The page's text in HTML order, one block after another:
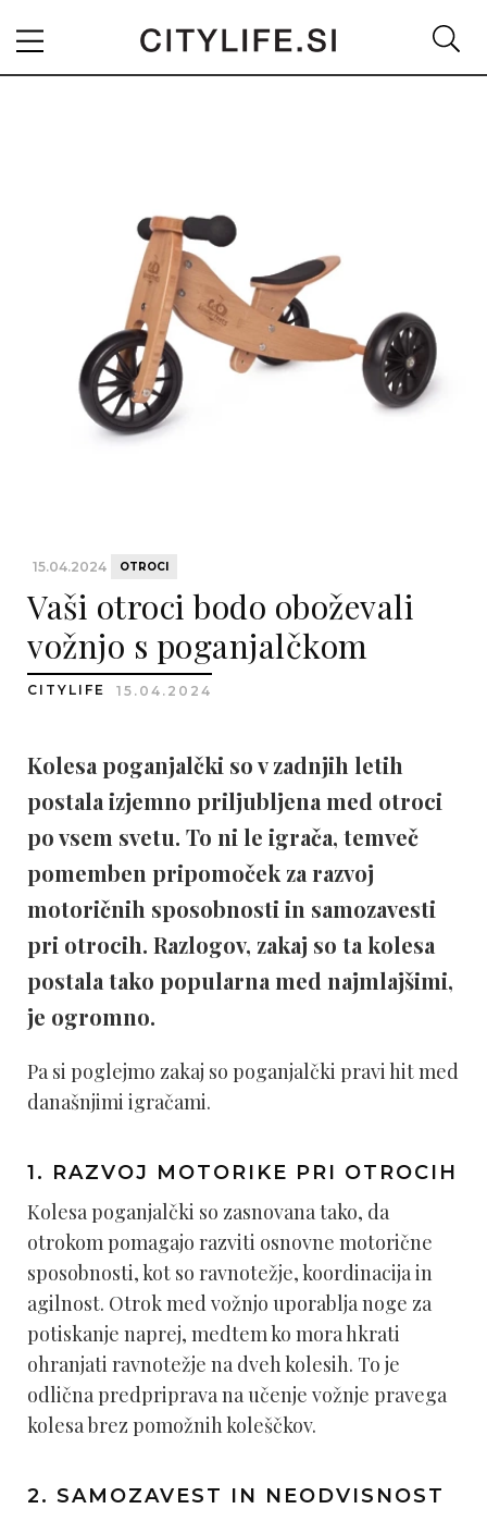
15.04.2024 OTROCI
Vaši otroci bodo oboževali
vožnjo s poganjalčkom
CITYLIFE 15.04.2024
Kolesa poganjalčki so v zadnjih letih
postala izjemno priljubljena med otroci
po vsem svetu. To ni le igrača, temveč
pomemben pripomoček za razvoj
motoričnih sposobnosti in samozavesti
pri otrocih. Razlogov, zakaj so ta kolesa
postala tako popularna med najmlajšimi,
je ogromno.
Pa si poglejmo zakaj so poganjalčki pravi hit med
današnjimi igračami.
1. RAZVOJ MOTORIKE PRI OTROCIH
Kolesa poganjalčki so zasnovana tako, da
otrokom pomagajo razviti osnovne motorične
sposobnosti, kot so ravnotežje, koordinacija in
agilnost. Otrok med vožnjo uporablja noge za
potiskanje naprej, medtem ko mora hkrati
ohranjati ravnotežje na dveh kolesih. To je
odlična predpriprava na učenje vožnje pravega
kolesa brez pomožnih koleščkov.
2. SAMOZAVEST IN NEODVISNOST